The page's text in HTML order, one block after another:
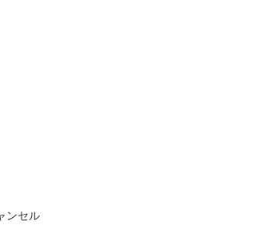
ンセル